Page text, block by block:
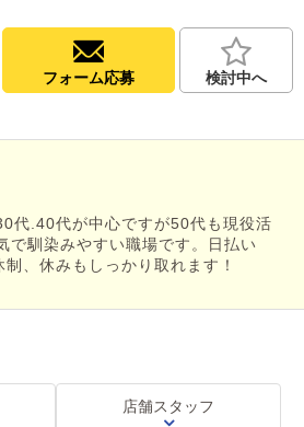
リップスター』！
！！
定して働けるのも魅力です。
ハリをつけたい、家族サービスをしな
フォーム応募 検討中へ
代.40代が中心ですが50代も現役活
で馴染みやすい職場です。日払い
、休みもしっかり取れます！
店舗スタッフ